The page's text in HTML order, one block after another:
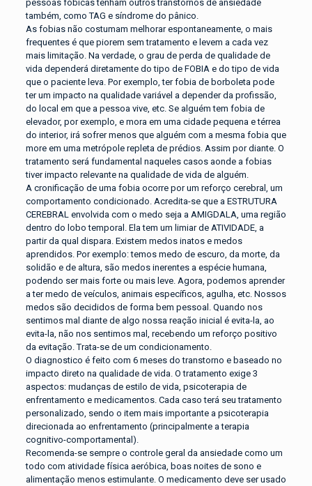
pessoas fóbicas tenham outros transtornos de ansiedade
também, como TAG e síndrome do pânico.
As fobias não costumam melhorar espontaneamente, o mais
frequentes é que piorem sem tratamento e levem a cada vez
mais limitação. Na verdade, o grau de perda de qualidade de
vida dependerá diretamente do tipo de FOBIA e do tipo de vida
que o paciente leva. Por exemplo, ter fobia de borboleta pode
ter um impacto na qualidade variável a depender da profissão,
do local em que a pessoa vive, etc. Se alguém tem fobia de
elevador, por exemplo, e mora em uma cidade pequena e térrea
do interior, irá sofrer menos que alguém com a mesma fobia que
more em uma metrópole repleta de prédios. Assim por diante. O
tratamento será fundamental naqueles casos aonde a fobias
tiver impacto relevante na qualidade de vida de alguém.
A cronificação de uma fobia ocorre por um reforço cerebral, um
comportamento condicionado. Acredita-se que a ESTRUTURA
CEREBRAL envolvida com o medo seja a AMIGDALA, uma região
dentro do lobo temporal. Ela tem um limiar de ATIVIDADE, a
partir da qual dispara. Existem medos inatos e medos
aprendidos. Por exemplo: temos medo de escuro, da morte, da
solidão e de altura, são medos inerentes a espécie humana,
podendo ser mais forte ou mais leve. Agora, podemos aprender
a ter medo de veículos, animais específicos, agulha, etc. Nossos
medos são decididos de forma bem pessoal. Quando nos
sentimos mal diante de algo nossa reação inicial é evita-la, ao
evita-la, não nos sentimos mal, recebendo um reforço positivo
da evitação. Trata-se de um condicionamento.
O diagnostico é feito com 6 meses do transtorno e baseado no
impacto direto na qualidade de vida. O tratamento exige 3
aspectos: mudanças de estilo de vida, psicoterapia de
enfrentamento e medicamentos. Cada caso terá seu tratamento
personalizado, sendo o item mais importante a psicoterapia
direcionada ao enfrentamento (principalmente a terapia
cognitivo-comportamental).
Recomenda-se sempre o controle geral da ansiedade como um
todo com atividade física aeróbica, boas noites de sono e
alimentação menos estimulante. O medicamento deve ser usado